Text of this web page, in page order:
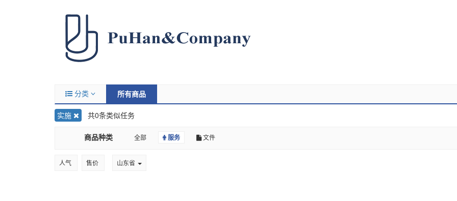
分类 所有商品
实施 共0条类似任务
商品种类 全部 服务 文件
人气 售价 山东省